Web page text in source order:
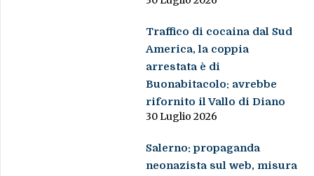
Traffico di cocaina dal Sud
America, la coppia
arrestata è di
Buonabitacolo: avrebbe
rifornito il Vallo di Diano
30 Luglio 2026
Salerno: propaganda
neonazista sul web, misura